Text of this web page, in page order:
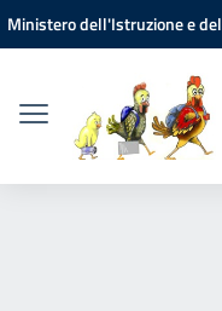
Vai ai contenuti
Vai al menu di navigazione
Vai al footer
Ministero dell'Istruzione e del